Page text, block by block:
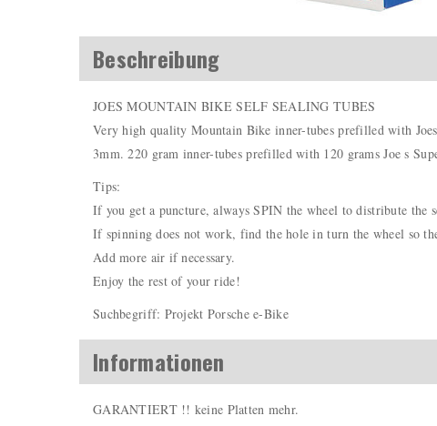
Beschreibung
JOES MOUNTAIN BIKE SELF SEALING TUBES
Very high quality Mountain Bike inner-tubes prefilled with
3mm. 220 gram inner-tubes prefilled with 120 grams Joe s
Tips:
If you get a puncture, always SPIN the wheel to distribute the
If spinning does not work, find the hole in turn the wheel so
Add more air if necessary.
Enjoy the rest of your ride!
Suchbegriff: Projekt Porsche e-Bike
Informationen
GARANTIERT !! keine Platten mehr.